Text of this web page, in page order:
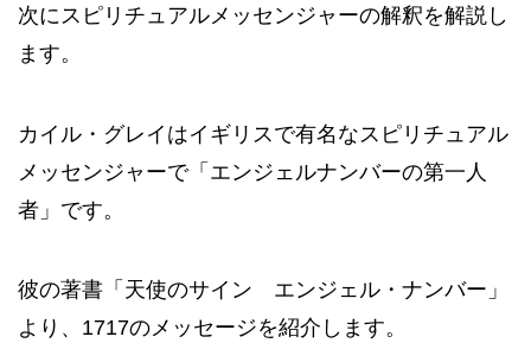
次にスピリチュアルメッセンジャーの解釈を解説し
ます。
カイル・グレイはイギリスで有名なスピリチュアル
メッセンジャーで「エンジェルナンバーの第一人
者」です。
彼の著書「天使のサイン エンジェル・ナンバー」
より、1717のメッセージを紹介します。